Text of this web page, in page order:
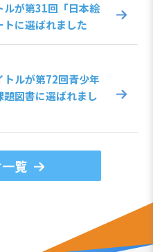
ルが第31回「日本絵
に選ばれました
トルが第72回青少年
図書に選ばれまし
覧